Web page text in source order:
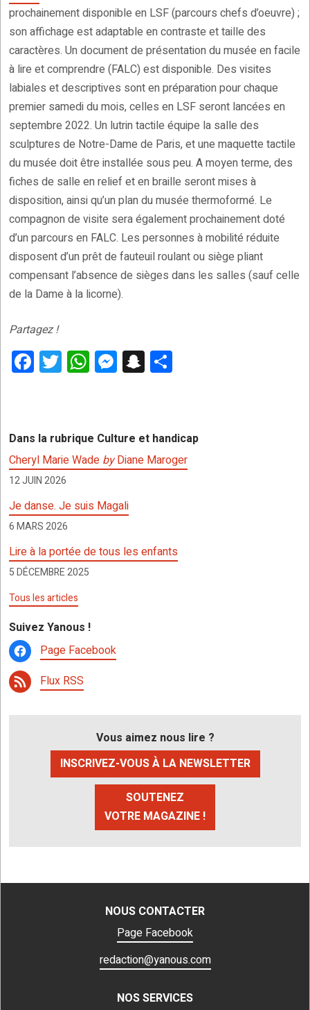
prochainement disponible en LSF (parcours chefs d’oeuvre) ;
son affichage est adaptable en contraste et taille des
caractères. Un document de présentation du musée en facile
à lire et comprendre (FALC) est disponible. Des visites
labiales et descriptives sont en préparation pour chaque
premier samedi du mois, celles en LSF seront lancées en
septembre 2022. Un lutrin tactile équipe la salle des
sculptures de Notre-Dame de Paris, et une maquette tactile
du musée doit être installée sous peu. A moyen terme, des
fiches de salle en relief et en braille seront mises à
disposition, ainsi qu’un plan du musée thermoformé. Le
compagnon de visite sera également prochainement doté
d’un parcours en FALC. Les personnes à mobilité réduite
disposent d’un prêt de fauteuil roulant ou siège pliant
compensant l’absence de sièges dans les salles (sauf celle
de la Dame à la licorne).
Partagez !
F
a
b
o
o
k
T
wi
er
W
h
s
A
p
p
M
es
n
g
er
S
n
p
c
h
g
er
Dans la rubrique Culture et handicap
Cheryl Marie Wade byDiane Maroger
12 JUIN 2026
Je danse. Je suis Magali
6 MARS 2026
Lire à la portée de tous les enfants
5 DÉCEMBRE 2025
Tous les articles
Suivez Yanous !
Page Facebook
Flux RSS
Vous aimez nous lire ?
INSCRIVEZ-VOUS À LA NEWSLETTER
SOUTENEZ
VOTRE MAGAZINE !
NOUS CONTACTER
Page Facebook
redaction@yanous.com
NOS SERVICES